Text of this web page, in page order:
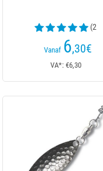
(2
beoordelingen)
Vanaf 6,30€
VA*: €6,30